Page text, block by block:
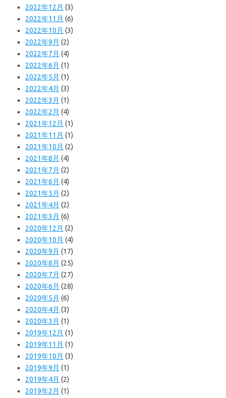
2022年12月 (3)
2022年11月 (6)
2022年10月 (3)
2022年9月 (2)
2022年7月 (4)
2022年6月 (1)
2022年5月 (1)
2022年4月 (3)
2022年3月 (1)
2022年2月 (4)
2021年12月 (1)
2021年11月 (1)
2021年10月 (2)
2021年8月 (4)
2021年7月 (2)
2021年6月 (4)
2021年5月 (2)
2021年4月 (2)
2021年3月 (6)
2020年12月 (2)
2020年10月 (4)
2020年9月 (17)
2020年8月 (25)
2020年7月 (27)
2020年6月 (28)
2020年5月 (6)
2020年4月 (3)
2020年3月 (1)
2019年12月 (1)
2019年11月 (1)
2019年10月 (3)
2019年9月 (1)
2019年4月 (2)
2019年2月 (1)